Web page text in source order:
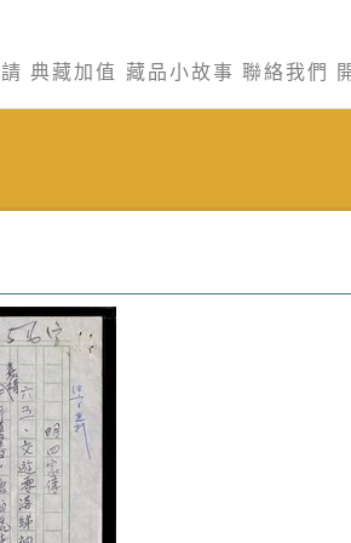
典藏加值 藏品小故事 聯絡我們